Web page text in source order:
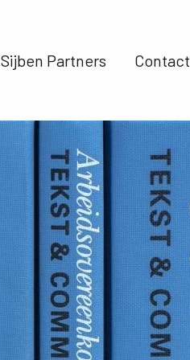
Sijben Partners Contact